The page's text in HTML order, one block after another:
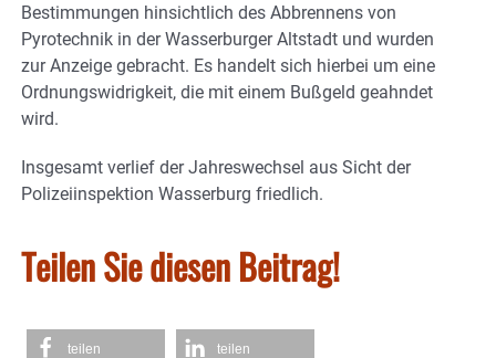
Bestimmungen hinsichtlich des Abbrennens von
Pyrotechnik in der Wasserburger Altstadt und wurden
zur Anzeige gebracht. Es handelt sich hierbei um eine
Ordnungswidrigkeit, die mit einem Bußgeld geahndet
wird.
Insgesamt verlief der Jahreswechsel aus Sicht der
Polizeiinspektion Wasserburg friedlich.
Teilen Sie diesen Beitrag!
teilen teilen